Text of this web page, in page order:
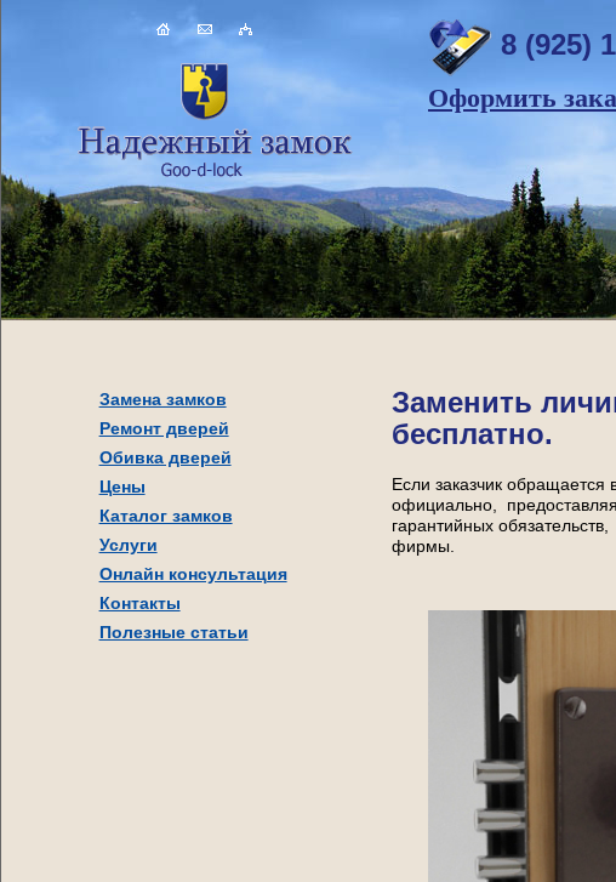
8 (925)
Оформить
Замена замков
Ремонт дверей
Обивка дверей
Цены
Каталог замков
Услуги
Онлайн консультация
Контакты
Полезные статьи
Заменить
бесплатно.
Если заказчик обращается
официально,
гарантийных
фирмы.